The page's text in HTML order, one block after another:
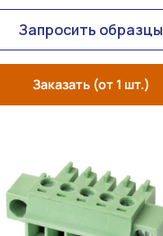
Запросить образцы
Заказать (от 1 шт.)